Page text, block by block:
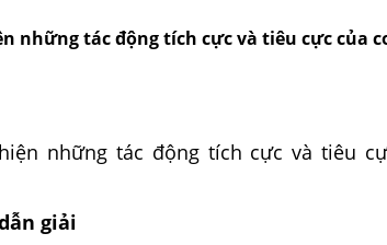
những tác động tích cực và tiêu cực của
những tác động tích cực và tiêu
giải